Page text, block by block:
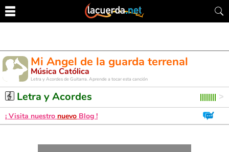
Mi Angel de la guarda terrenal
Música Católica
Letra y Acordes de Guitarra. Aprende a tocar esta canción
Letra y Acordes
¡ Visita nuestro nuevo Blog !